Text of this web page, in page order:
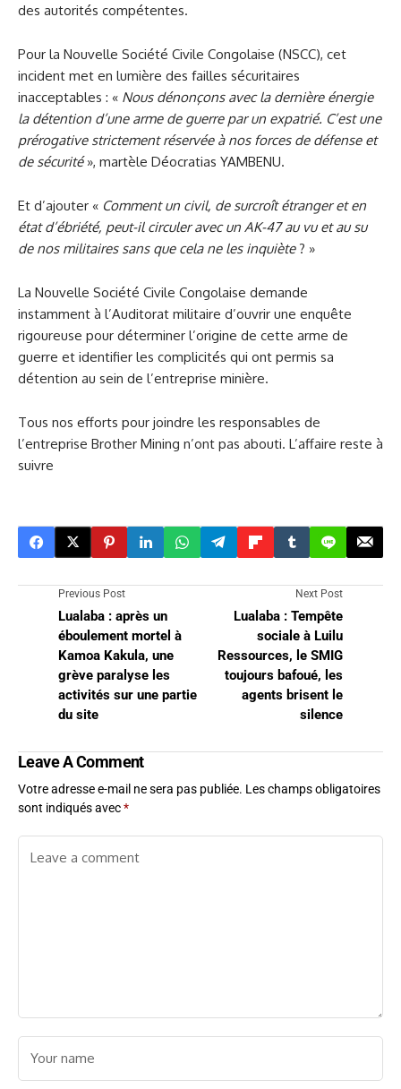
des autorités compétentes.​
Pour la Nouvelle Société Civile Congolaise (NSCC), cet
incident met en lumière des failles sécuritaires
inacceptables :​ « Nous dénonçons avec la dernière énergie
la détention d’une arme de guerre par un expatrié. C’est une
prérogative strictement réservée à nos forces de défense et
de sécurité», martèle Déocratias YAMBENU.
Et d’ajouter « Comment un civil, de surcroît étranger et en
état d’ébriété, peut-il circuler avec un AK-47 au vu et au su
de nos militaires sans que cela ne les inquiète? »
​La Nouvelle Société Civile Congolaise demande
instamment à l’Auditorat militaire d’ouvrir une enquête
rigoureuse pour déterminer l’origine de cette arme de
guerre et identifier les complicités qui ont permis sa
détention au sein de l’entreprise minière.
Tous nos efforts pour joindre les responsables de
l’entreprise Brother Mining n’ont pas abouti. L’affaire reste à
suivre
Previous Post
Lualaba : après un
éboulement mortel à
Kamoa Kakula, une
grève paralyse les
activités sur une partie
du site
Next Post
Lualaba : Tempête
sociale à Luilu
Ressources, le SMIG
toujours bafoué, les
agents brisent le
silence
Leave A Comment
Votre adresse e-mail ne sera pas publiée. Les champs obligatoires
sont indiqués avec*